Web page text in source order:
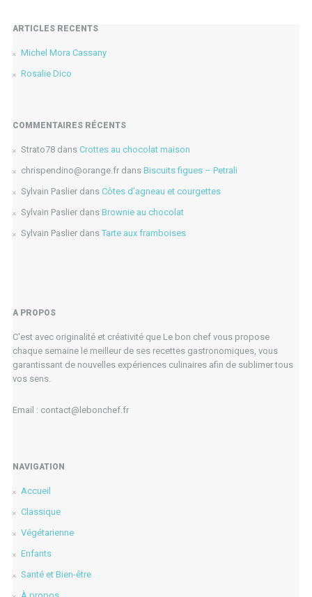
ARTICLES RÉCENTS
Michel Mora Cassany
Rosalie Dico
COMMENTAIRES RÉCENTS
Strato78dans Crottes au chocolat maison
chrispendino@orange.frdans Biscuits figues – Petrali
Sylvain Paslierdans Côtes d’agneau et courgettes
Sylvain Paslierdans Brownie au chocolat
Sylvain Paslierdans Tarte aux framboises
A PROPOS
C'est avec originalité et créativité que Le bon chef vous propose
chaque semaine le meilleur de ses recettes gastronomiques, vous
garantissant de nouvelles expériences culinaires afin de sublimer tous
vos sens.
Email : contact@lebonchef.fr
NAVIGATION
Accueil
Classique
Végétarienne
Enfants
Santé et Bien-être